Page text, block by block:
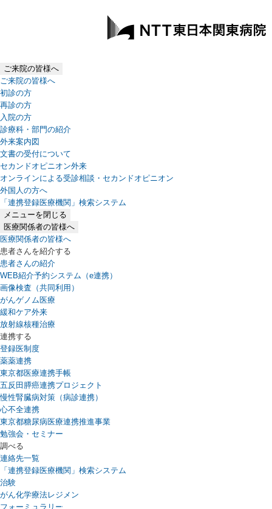
ご来院の皆様へ
ご来院の皆様へ
初診の方
再診の方
入院の方
診療科・部門の紹介
外来案内図
文書の受付について
セカンドオピニオン外来
オンラインによる受診相談・セカンドオピニオン
外国人の方へ
「連携登録医療機関」検索システム
（新しいタブで開きます）
メニューを閉じる
医療関係者の皆様へ
医療関係者の皆様へ
患者さんを紹介する
患者さんの紹介
WEB紹介予約システム（e連携）
（新しいタブで開きます）
画像検査（共同利用）
がんゲノム医療
緩和ケア外来
放射線核種治療
連携する
登録医制度
薬薬連携
東京都医療連携手帳
五反田膵癌連携プロジェクト
慢性腎臓病対策（病診連携）
心不全連携
東京都糖尿病医療連携推進事業
勉強会・セミナー
調べる
連絡先一覧
「連携登録医療機関」検索システム
（新しいタブで開きます）
治験
がん化学療法レジメン
フォーミュラリー